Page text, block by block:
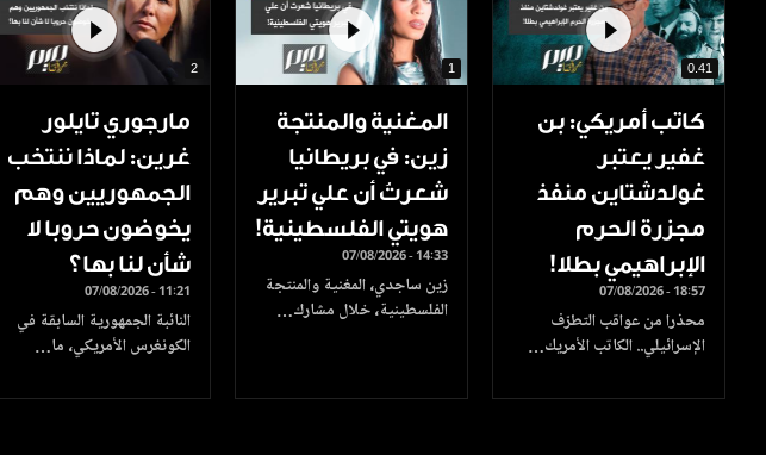
0.41
كاتب أمريكي: بن
غفير يعتبر
غولدشتاين منفذ
مجزرة الحرم
الإبراهيمي بطلا!
07/08/2026 - 18:57
محذرا من عواقب التطرّف
الإسرائيلي.. الكاتب الأمريك…
1
المغنية والمنتجة
زين: في بريطانيا
شعرتُ أن علي تبرير
هويتي الفلسطينية!
07/08/2026 - 14:33
زين ساجدي، المغنية والمنتجة
الفلسطينية، خلال مشارك…
2
مارجوري تايلور
غرين: لماذا ننتخب
الجمهوريين وهم
يخوضون حروبا لا
شأن لنا بها؟
07/08/2026 - 11:21
النائبة الجمهورية السابقة في
الكونغرس الأمريكي، ما…